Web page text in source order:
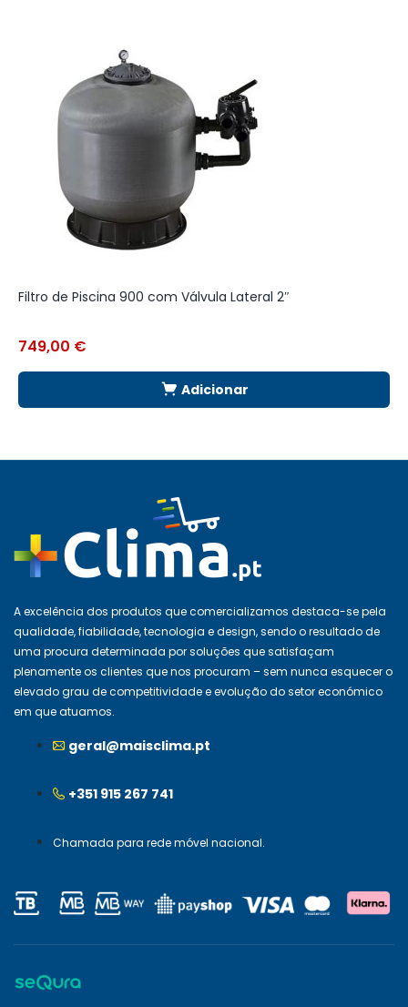
Filtro de Piscina 900 com Válvula Lateral 2″
749,00 €
Adicionar
A excelência dos produtos que comercializamos destaca-se pela
qualidade, fiabilidade, tecnologia e design, sendo o resultado de
uma procura determinada por soluções que satisfaçam
plenamente os clientes que nos procuram – sem nunca esquecer o
elevado grau de competitividade e evolução do setor económico
em que atuamos.
geral@maisclima.pt
+351 915 267 741
Chamada para rede móvel nacional.